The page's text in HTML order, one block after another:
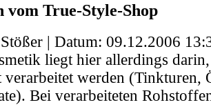
True-Style-Shop
| Datum: 09.12.2006
liegt hier allerdings
werden (Tinkturen,
Bei verarbeiteten